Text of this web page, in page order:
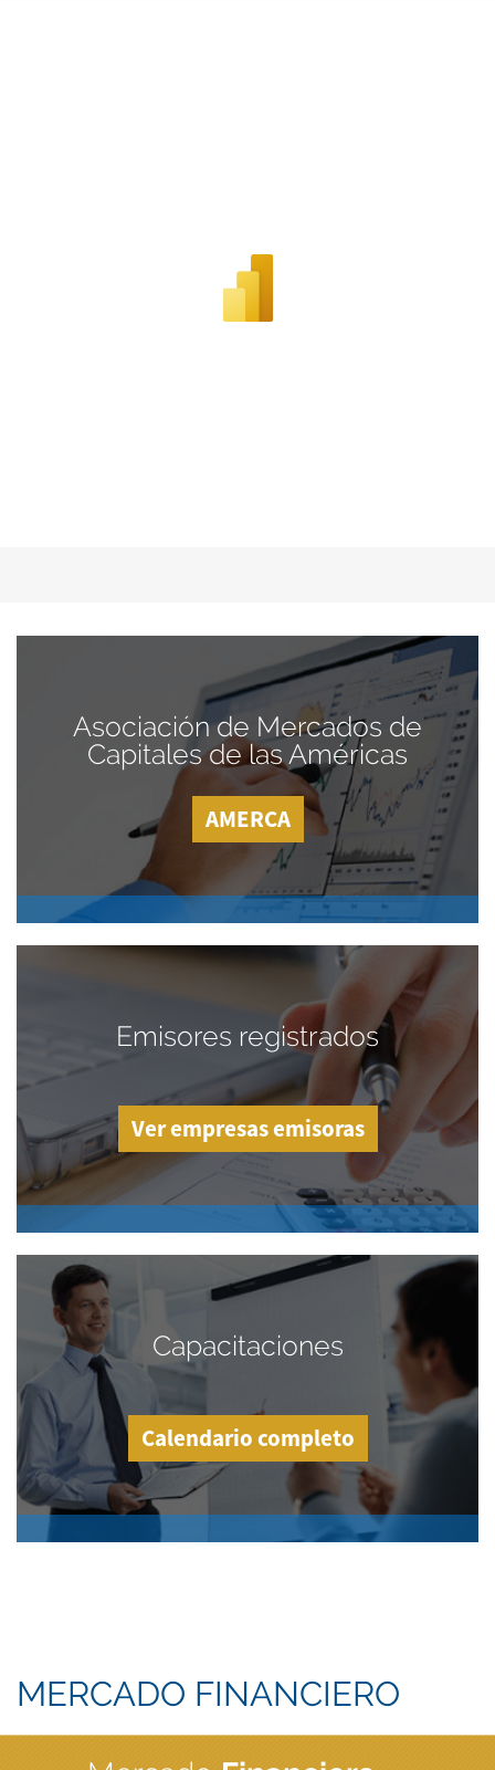
Asociación de Mercados de
Capitales de las Américas
AMERCA
Emisores registrados
Ver empresas emisoras
Capacitaciones
Calendario completo
MERCADO FINANCIERO